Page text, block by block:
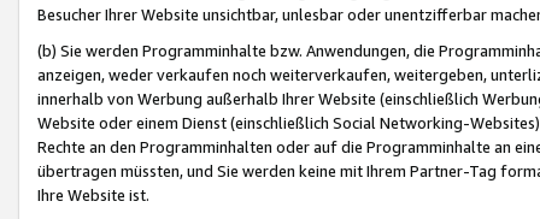
Besucher Ihrer Website unsichtbar, unlesbar oder unentzifferbar
(b) Sie werden Programminhalte bzw. Anwendungen, die
anzeigen, weder verkaufen noch weiterverkaufen, weitergeben,
innerhalb von Werbung außerhalb Ihrer Website (einschließlich
Website oder einem Dienst (einschließlich Social Networking-
Rechte an den Programminhalten oder auf die Programminhalte an
übertragen müssten, und Sie werden keine mit Ihrem Partner-Tag
Ihre Website ist.